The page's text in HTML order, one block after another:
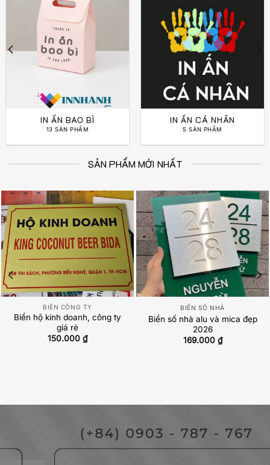
IN ẤN BAO BÌ
13 SẢN PHẨM
IN ẤN CÁ NHÂN
5 SẢN PHẨM
SẢN PHẨM MỚI NHẤT
BIỂN CÔNG TY
Biển hộ kinh doanh, công ty
giá rẻ
150.000 ₫
BIỂN SỐ NHÀ
Biển số nhà alu và mica đẹp
2026
169.000 ₫